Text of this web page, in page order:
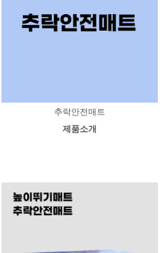
추락안전매트
제품소개